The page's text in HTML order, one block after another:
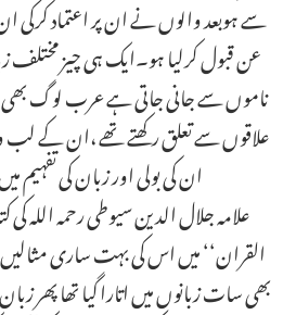
سے ہوبعد والوں نے ان پر اعتماد
عن قبول کرلیا ہو۔ایک ہی چیز مختلف
ناموں سے جانی جاتی ہے عرب لوگ
علاقوں سے تعلق رکھتے تھے ،ان کے لب و
ان کی بولی اور زبان کی تفہیم
علامہ جلال الدین سیوطی رحمہ اللہ
القران‘‘ میں اس کی بہت ساری
بھی سات زبانوں میں اتارا گیا تھا پھر